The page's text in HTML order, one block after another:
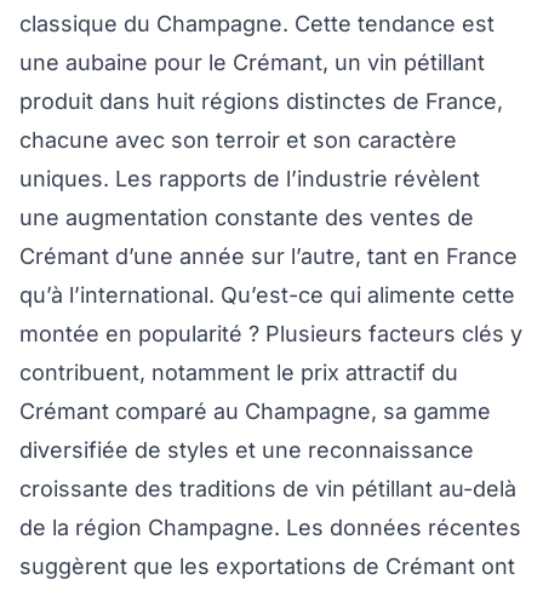
classique du Champagne. Cette tendance est
une aubaine pour le Crémant, un vin pétillant
produit dans huit régions distinctes de France,
chacune avec son terroir et son caractère
uniques. Les rapports de l’industrie révèlent
une augmentation constante des ventes de
Crémant d’une année sur l’autre, tant en France
qu’à l’international. Qu’est-ce qui alimente cette
montée en popularité ? Plusieurs facteurs clés y
contribuent, notamment le prix attractif du
Crémant comparé au Champagne, sa gamme
diversifiée de styles et une reconnaissance
croissante des traditions de vin pétillant au-delà
de la région Champagne. Les données récentes
suggèrent que les exportations de Crémant ont